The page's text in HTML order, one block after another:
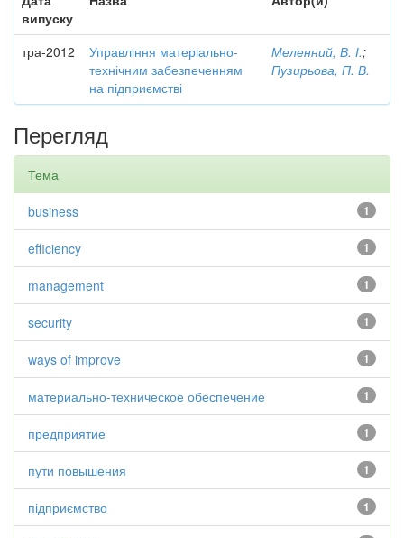
випуску
тра-2012
Управління матеріально-
технічним забезпеченням
на підприємстві
Меленний, В. І.;
Пузирьова, П. В.
Перегляд
Тема
1
business
1
efficiency
1
management
1
security
1
ways of improve
1
материально-техническое обеспечение
1
предприятие
1
пути повышения
1
підприємство